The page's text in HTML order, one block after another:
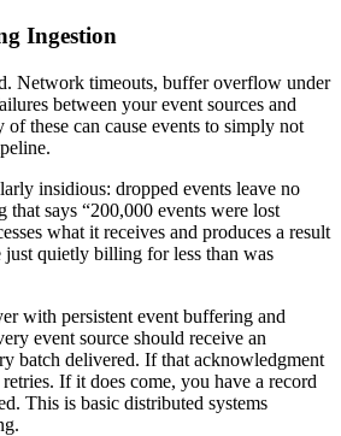
Ingestion
Network timeouts, buffer overflow under
between your event sources and
these can cause events to simply not
insidious: dropped events leave no
that says “200,000 events were lost
what it receives and produces a result
just quietly billing for less than was
with persistent event buffering and
event source should receive an
batch delivered. If that acknowledgment
retries. If it does come, you have a record
This is basic distributed systems